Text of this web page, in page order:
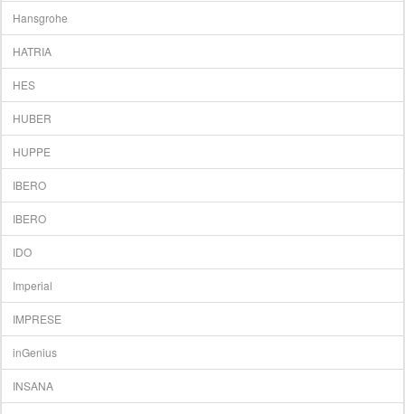
Hansgrohe
HATRIA
HES
HUBER
HUPPE
IBERO
IBERO
IDO
Imperial
IMPRESE
inGenius
INSANA